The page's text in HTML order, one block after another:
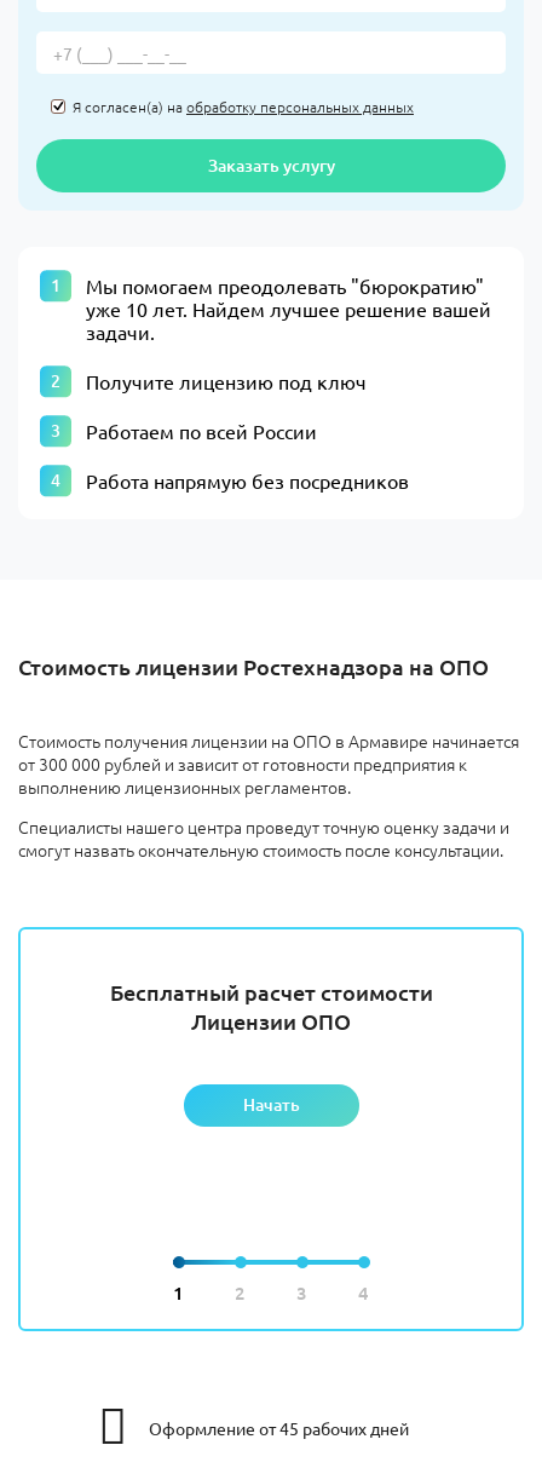
Я согласен(а) наобработку персональных данных
Заказать услугу
​Мы помогаем преодолевать "бюрократию"
уже 10 лет. Найдем лучшее решение вашей
задачи.​
Получите лицензию под ключ
Работаем по всей России
Работа напрямую без посредников
Стоимость лицензии Ростехнадзора на ОПО
Стоимость получения лицензии на ОПО в Армавире начинается
от 300 000 рублей и зависит от готовности предприятия к
выполнению лицензионных регламентов.
Специалисты нашего центра проведут точную оценку задачи и
смогут назвать окончательную стоимость после консультации.
1 2 3 4
Бесплатный расчет стоимости
Лицензии ОПО
Начать
Оформление от 45 рабочих дней